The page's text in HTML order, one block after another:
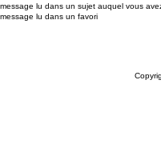
lu dans un sujet auquel vous
lu dans un favori